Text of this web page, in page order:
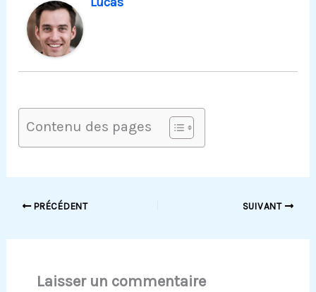
Contenu des pages
PRÉCÉDENT SUIVANT
Laisser un commentaire